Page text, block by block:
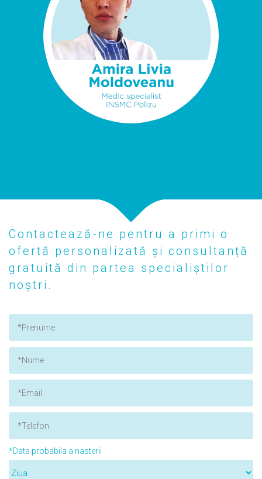
Contactează-ne pentru a primi o
ofertă personalizată și consultanță
gratuită din partea specialiștilor
noștri.
*Data probabila a nasterii